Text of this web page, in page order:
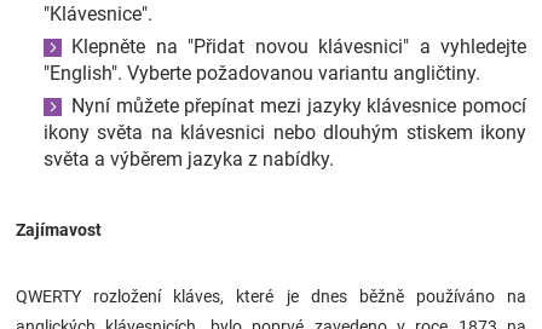
"Klávesnice".
Klepněte na "Přidat novou klávesnici" a vyhledejte
"English". Vyberte požadovanou variantu angličtiny.
Nyní můžete přepínat mezi jazyky klávesnice pomocí
ikony světa na klávesnici nebo dlouhým stiskem ikony
světa a výběrem jazyka z nabídky.
Zajímavost
QWERTY rozložení kláves, které je dnes běžně používáno na